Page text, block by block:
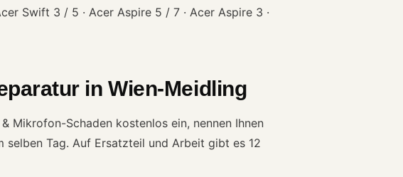
Swift 3 / 5 · Acer Aspire 5 / 7 · Acer Aspire 3 ·
in Wien-Meidling
Mikrofon-Schaden kostenlos ein, nennen Ihnen
Tag. Auf Ersatzteil und Arbeit gibt es 12